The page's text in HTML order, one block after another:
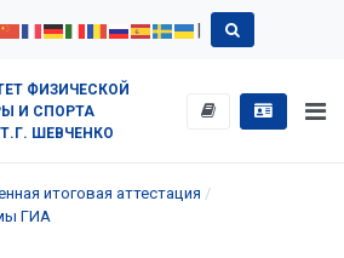
|
ФИЗИЧЕСКОЙ
И СПОРТА
ШЕВЧЕНКО
итоговая аттестация
ГИА